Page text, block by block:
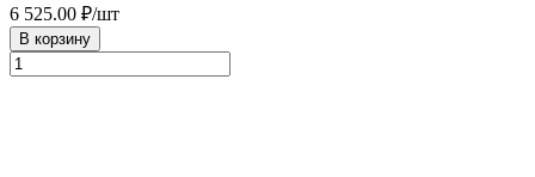
6 525.00 ₽/шт
В корзину